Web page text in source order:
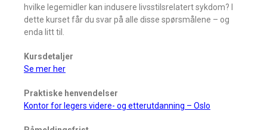
hvilke legemidler kan indusere livsstilsrelatert sykdom? I
dette kurset får du svar på alle disse spørsmålene – og
enda litt til.
Kursdetaljer
Se mer her
Praktiske henvendelser
Kontor for legers videre- og etterutdanning – Oslo